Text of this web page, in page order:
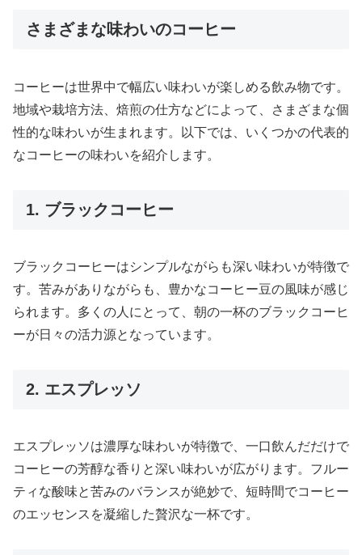
さまざまな味わいのコーヒー
コーヒーは世界中で幅広い味わいが楽しめる飲み物です。
地域や栽培方法、焙煎の仕方などによって、さまざまな個
性的な味わいが生まれます。以下では、いくつかの代表的
なコーヒーの味わいを紹介します。
1. ブラックコーヒー
ブラックコーヒーはシンプルながらも深い味わいが特徴で
す。苦みがありながらも、豊かなコーヒー豆の風味が感じ
られます。多くの人にとって、朝の一杯のブラックコーヒ
ーが日々の活力源となっています。
2. エスプレッソ
エスプレッソは濃厚な味わいが特徴で、一口飲んだだけで
コーヒーの芳醇な香りと深い味わいが広がります。フルー
ティな酸味と苦みのバランスが絶妙で、短時間でコーヒー
のエッセンスを凝縮した贅沢な一杯です。